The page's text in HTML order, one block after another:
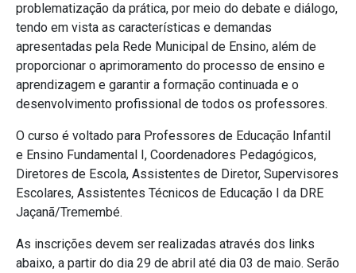
problematização da prática, por meio do debate e diálogo,
tendo em vista as características e demandas
apresentadas pela Rede Municipal de Ensino, além de
proporcionar o aprimoramento do processo de ensino e
aprendizagem e garantir a formação continuada e o
desenvolvimento profissional de todos os professores.
O curso é voltado para Professores de Educação Infantil
e Ensino Fundamental I, Coordenadores Pedagógicos,
Diretores de Escola, Assistentes de Diretor, Supervisores
Escolares, Assistentes Técnicos de Educação I da DRE
Jaçanã/Tremembé.
As inscrições devem ser realizadas através dos links
abaixo, a partir do dia 29 de abril até dia 03 de maio. Serão